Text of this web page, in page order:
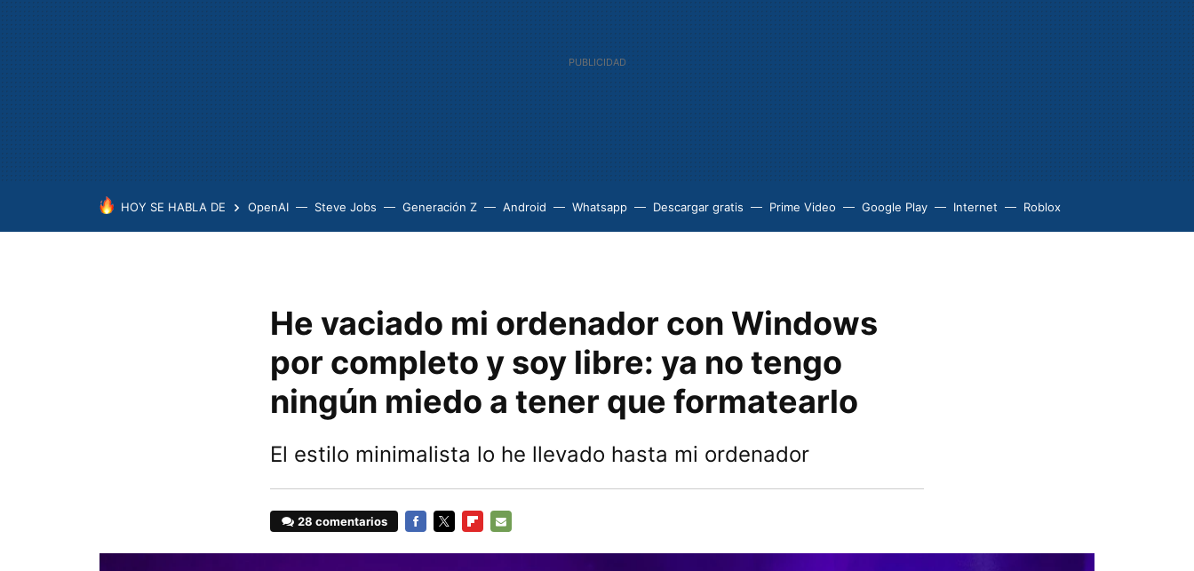
HOY SE HABLA DE OpenAI Steve Jobs Generación Z Android Whatsapp Descargar gratis Prime Video Google Play Internet Roblox
He vaciado mi ordenador con Windows
por completo y soy libre: ya no tengo
ningún miedo a tener que formatearlo
El estilo minimalista lo he llevado hasta mi ordenador
28 comentarios